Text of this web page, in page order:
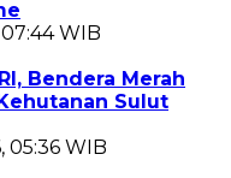
WIB
Bendera Merah
Sulut
05:36 WIB